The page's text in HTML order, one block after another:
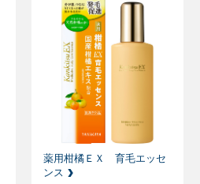
薬用柑橘ＥＸ 育毛エッセ
ンス